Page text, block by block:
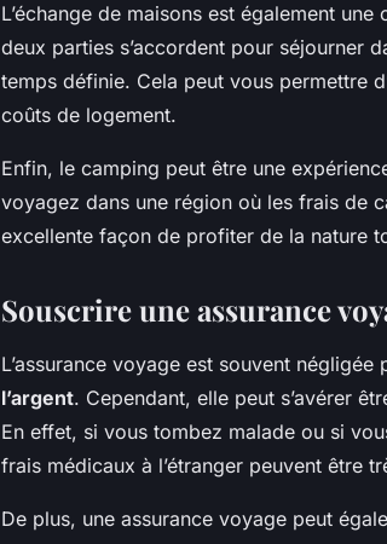
L’échange de maisons est également
deux parties s’accordent pour séjourner
temps définie. Cela peut vous permettre
coûts de logement.
Enfin, le camping peut être une
voyagez dans une région où les frais de
excellente façon de profiter de la nature
Souscrire une assurance
L’assurance voyage est souvent
l’argent. Cependant, elle peut s’avérer
En effet, si vous tombez malade ou si
frais médicaux à l’étranger peuvent être
De plus, une assurance voyage peut